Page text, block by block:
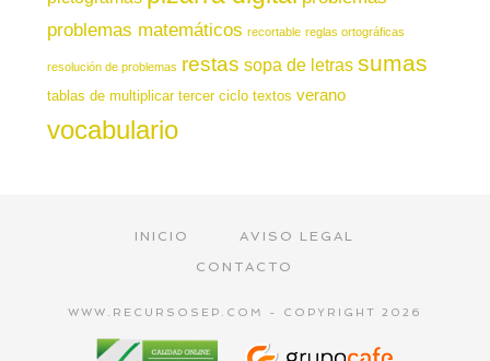
problemas matemáticos recortable reglas ortográficas
resolución de problemas restas sopa de letras sumas
tablas de multiplicar tercer ciclo textos verano
vocabulario
INICIO
AVISO LEGAL
CONTACTO
WWW.RECURSOSEP.COM - COPYRIGHT 2026